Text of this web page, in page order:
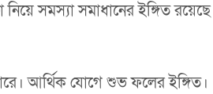
সমস্যা সমাধানের ইঙ্গিত
আর্থিক যোগে শুভ ফলের ইঙ্গিত।